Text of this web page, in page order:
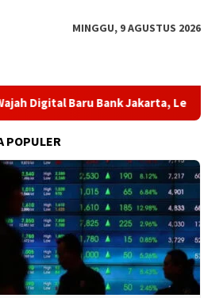
MINGGU, 9 AGUSTUS 2026
Baru Bank Jakarta, Lebih Modern dan
POPULER